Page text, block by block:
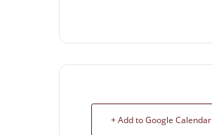
+ Add to Google Calendar